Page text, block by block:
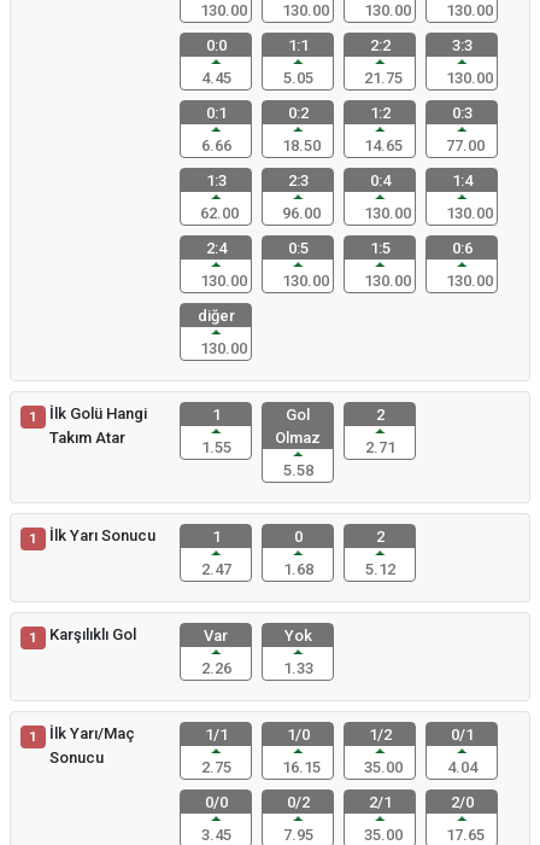
130.00
130.00
130.00
130.00
0:0
4.45
1:1
5.05
2:2
21.75
3:3
130.00
0:1
6.66
0:2
18.50
1:2
14.65
0:3
77.00
1:3
62.00
2:3
96.00
0:4
130.00
1:4
130.00
2:4
130.00
0:5
130.00
1:5
130.00
0:6
130.00
diğer
130.00
1
İlk Golü Hangi
Takım Atar
1
1.55
Gol
Olmaz
5.58
2
2.71
1 İlk Yarı Sonucu
1
2.47
0
1.68
2
5.12
1 Karşılıklı Gol
Var
2.26
Yok
1.33
1
İlk Yarı/Maç
Sonucu
1/1
2.75
1/0
16.15
1/2
35.00
0/1
4.04
0/0
3.45
0/2
7.95
2/1
35.00
2/0
17.65